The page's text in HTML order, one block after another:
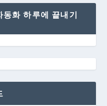
화 하루에 끝내기